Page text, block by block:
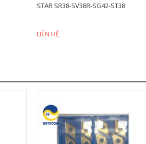
STAR SR38-SV38R-SG42-ST38
LIÊN HỆ